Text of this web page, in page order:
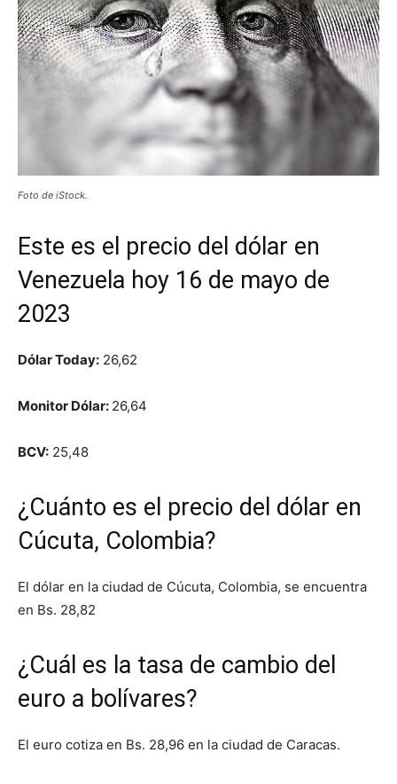
Foto de iStock.
Este es el precio del dólar en
Venezuela hoy 16 de mayo de
2023
Dólar Today: 26,62
Monitor Dólar: 26,64
BCV: 25,48
¿Cuánto es el precio del dólar en
Cúcuta, Colombia?
El dólar en la ciudad de Cúcuta, Colombia, se encuentra
en Bs. 28,82
¿Cuál es la tasa de cambio del
euro a bolívares?
El euro cotiza en Bs. 28,96 en la ciudad de Caracas.